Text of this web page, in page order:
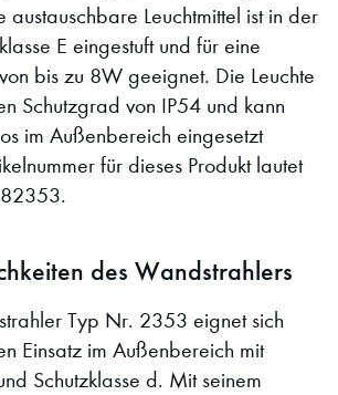
austauschbare Leuchtmittel ist in der
E eingestuft und für eine
bis zu 8W geeignet. Die Leuchte
Schutzgrad von IP54 und kann
im Außenbereich eingesetzt
für dieses Produkt lautet
des Wandstrahlers
Typ Nr. 2353 eignet sich
Einsatz im Außenbereich mit
Schutzklasse d. Mit seinem